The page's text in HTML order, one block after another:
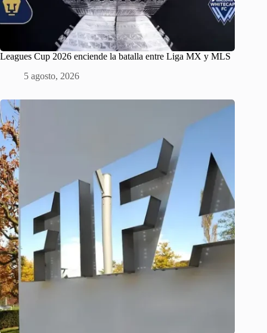
Leagues Cup 2026 enciende la batalla entre Liga MX y MLS
5 agosto, 2026